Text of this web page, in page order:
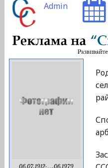
Admin
06.07.1912-__.06.1979